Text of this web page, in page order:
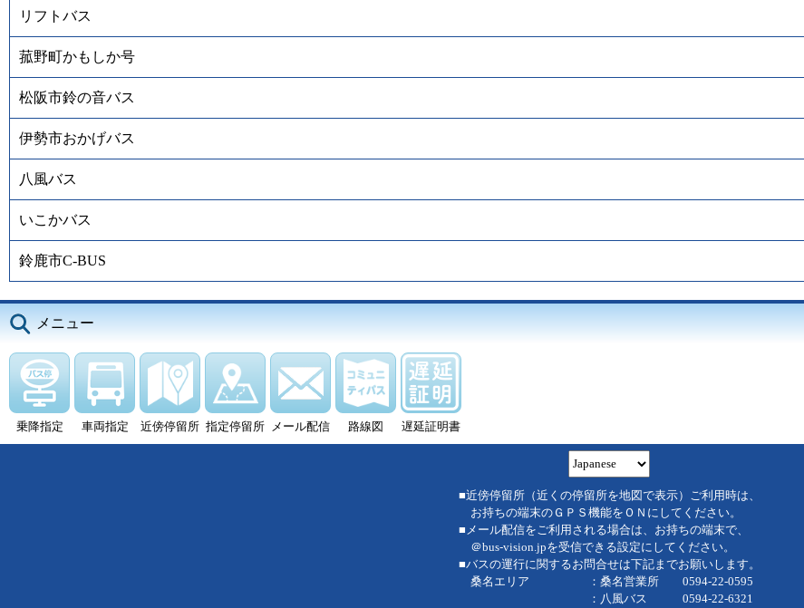
リフトバス
菰野町かもしか号
松阪市鈴の音バス
伊勢市おかげバス
八風バス
いこかバス
鈴鹿市C-BUS
メニュー
乗降指定 車両指定 近傍停留所 指定停留所 メール配信 路線図 遅延証明書
■近傍停留所（近くの停留所を地図で表示）ご利用時は、
お持ちの端末のＧＰＳ機能をＯＮにしてください。
■メール配信をご利用される場合は、お持ちの端末で、
＠bus-vision.jpを受信できる設定にしてください。
■バスの運行に関するお問合せは下記までお願いします。
桑名エリア ：桑名営業所 0594-22-0595
：八風バス 0594-22-6321